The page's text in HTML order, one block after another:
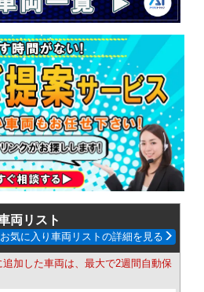
両リスト
お気に入り車両リストの詳細を見る
加した車両は、最大で2週間自動保